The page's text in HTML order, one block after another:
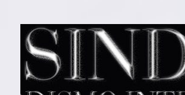
EL SINDICAL
Periodismo Inteligente